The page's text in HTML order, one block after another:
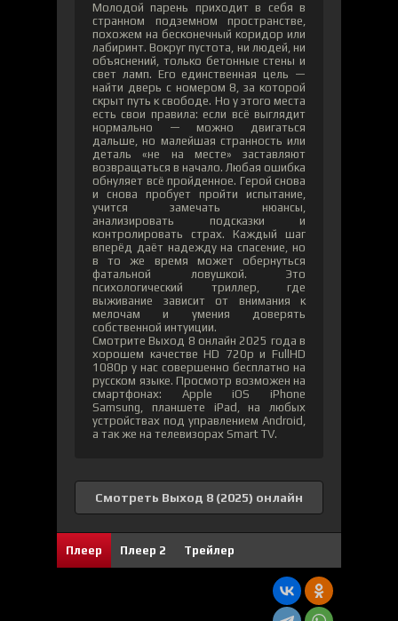
Молодой парень приходит в себя в
странном подземном пространстве,
похожем на бесконечный коридор или
лабиринт. Вокруг пустота, ни людей, ни
объяснений, только бетонные стены и
свет ламп. Его единственная цель —
найти дверь с номером 8, за которой
скрыт путь к свободе. Но у этого места
есть свои правила: если всё выглядит
нормально — можно двигаться
дальше, но малейшая странность или
деталь «не на месте» заставляют
возвращаться в начало. Любая ошибка
обнуляет всё пройденное. Герой снова
и снова пробует пройти испытание,
учится замечать нюансы,
анализировать подсказки и
контролировать страх. Каждый шаг
вперёд даёт надежду на спасение, но
в то же время может обернуться
фатальной ловушкой. Это
психологический триллер, где
выживание зависит от внимания к
мелочам и умения доверять
собственной интуиции.
Смотрите Выход 8 онлайн 2025 года в
хорошем качестве HD 720p и FullHD
1080p у нас совершенно бесплатно на
русском языке. Просмотр возможен на
смартфонах: Apple iOS iPhone
Samsung, планшете iPad, на любых
устройствах под управлением Android,
а так же на телевизорах Smart TV.
Смотреть Выход 8 (2025) онлайн
Плеер Плеер 2 Трейлер
69